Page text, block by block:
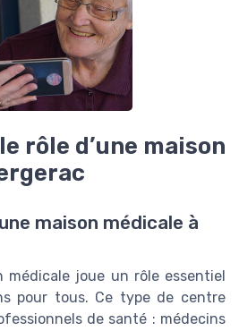
rôle d’une maison
maison médicale à
médicale joue un rôle essentiel
pour tous. Ce type de centre
de santé : médecins